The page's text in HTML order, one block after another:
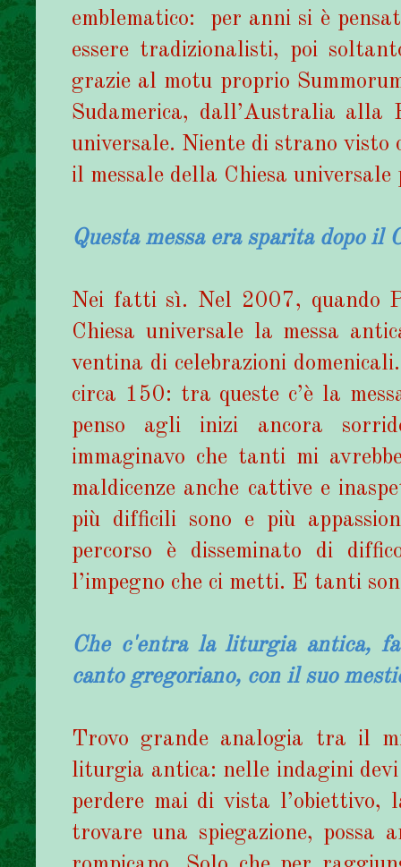
emblematico: per anni si è
essere tradizionalisti, poi
grazie al motu proprio
Sudamerica, dall’Australia
universale. Niente di strano visto
il messale della Chiesa universale
Questa messa era sparita dopo il
Nei fatti sì. Nel 2007, quando
Chiesa universale la messa
ventina di celebrazioni
circa 150: tra queste c’è la
penso agli inizi ancora
immaginavo che tanti mi
maldicenze anche cattive e
più difficili sono e più
percorso è disseminato di
l’impegno che ci metti. E tanti
Che c'entra la liturgia antica,
canto gregoriano, con il suo
Trovo grande analogia tra il
liturgia antica: nelle indagini
perdere mai di vista l’obiettivo,
trovare una spiegazione, possa